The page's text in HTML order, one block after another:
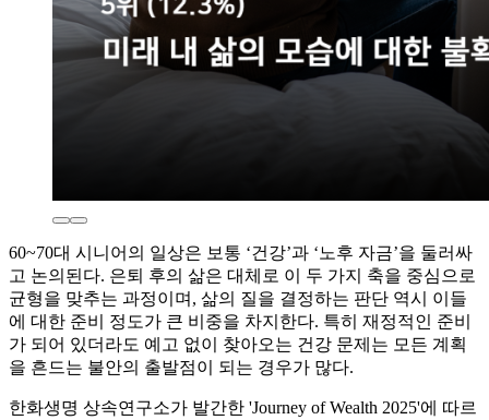
60~70대 시니어의 일상은 보통 ‘건강’과 ‘노후 자금’을 둘러싸
고 논의된다. 은퇴 후의 삶은 대체로 이 두 가지 축을 중심으로
균형을 맞추는 과정이며, 삶의 질을 결정하는 판단 역시 이들
에 대한 준비 정도가 큰 비중을 차지한다. 특히 재정적인 준비
가 되어 있더라도 예고 없이 찾아오는 건강 문제는 모든 계획
을 흔드는 불안의 출발점이 되는 경우가 많다.
한화생명 상속연구소가 발간한 'Journey of Wealth 2025'에 따르